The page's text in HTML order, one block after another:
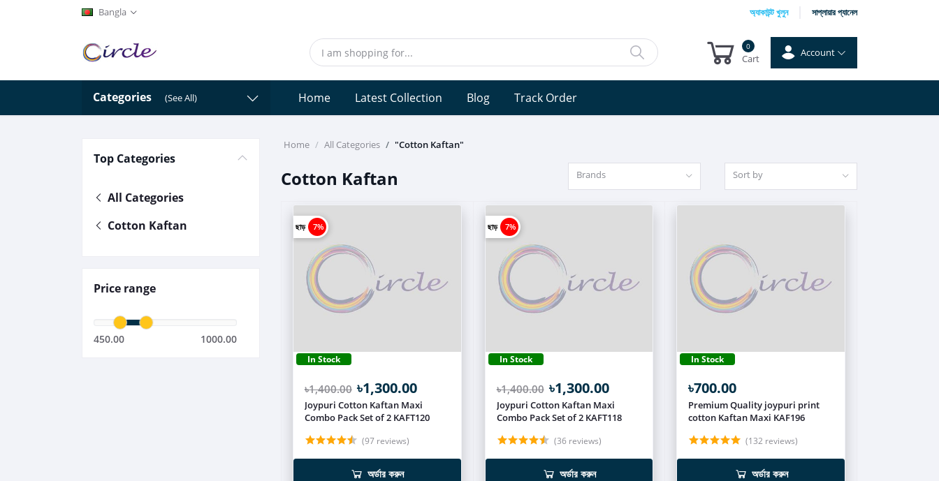
Bangla অ্যাকাউন্ট খুলুন সাপ্লায়ার প্যানেল
0
Cart
Account
Categories (See All) Home Latest Collection Blog Track Order
Top Categories
All Categories
Cotton Kaftan
Price range
450.00 1000.00
Home All Categories "Cotton Kaftan"
Cotton Kaftan Brands Sort by
ছাড় 7%
In Stock
৳1,400.00 ৳1,300.00
Joypuri Cotton Kaftan Maxi
Combo Pack Set of 2 KAFT120
(97 reviews)
অর্ডার করুন
ছাড় 7%
In Stock
৳1,400.00 ৳1,300.00
Joypuri Cotton Kaftan Maxi
Combo Pack Set of 2 KAFT118
(36 reviews)
অর্ডার করুন
In Stock
৳700.00
Premium Quality joypuri print
cotton Kaftan Maxi KAF196
(132 reviews)
অর্ডার করুন